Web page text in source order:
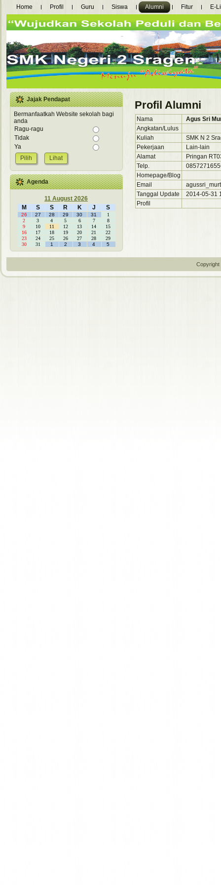
Home Profil Guru Siswa Alumni Fitur E-
Jajak Pendapat
Bermanfaatkah Website sekolah bagi
anda
Ragu-ragu
Tidak
Ya
Lihat
Agenda
11 August 2026
M
S S R K J S
26 27 28 29 30 31
1
2
3 4 5 6 7
8
9
10 11 12 13 14
15
16
17 18 19 20 21
22
23
24 25 26 27 28
29
30
31 1 2 3 4 5
Profil Alumni
Nama
Agus Sri
Angkatan/Lulus
Kuliah
SMK N 2
Pekerjaan
Lain-lain
Alamat
Pringan
Telp.
Homepage/Blog
Email
Tanggal Update
2014-05-31
Profil